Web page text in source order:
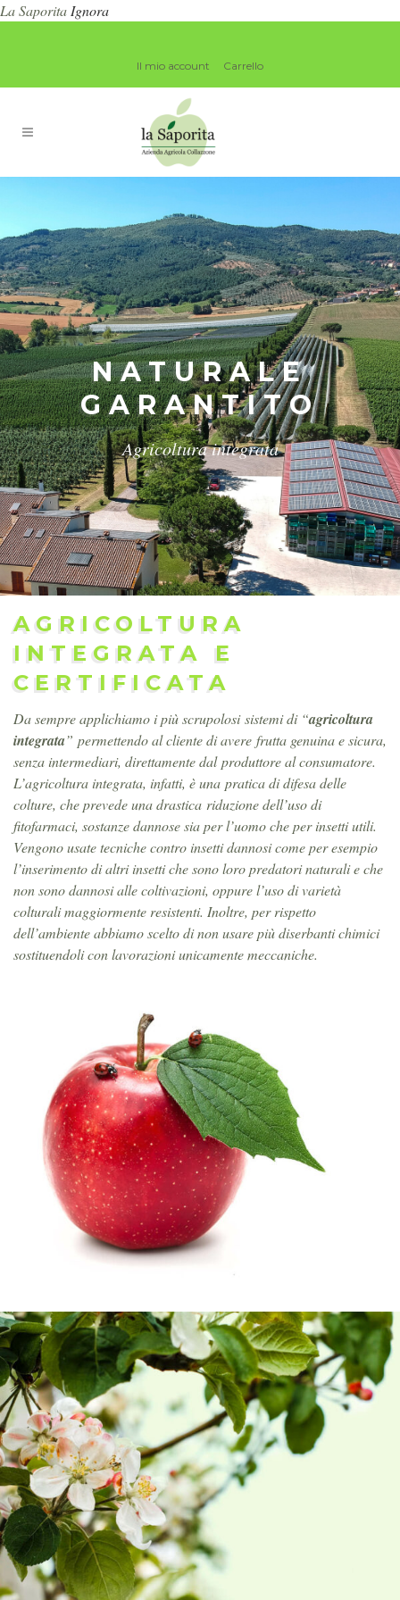
La Saporita Ignora
Il mio account Carrello
NATURALE
GARANTITO
Agricoltura integrata
AGRICOLTURA
INTEGRATA E
CERTIFICATA
Da sempre applichiamo i più scrupolosi sistemi di “agricoltura
integrata” permettendo al cliente di avere frutta genuina e sicura,
senza intermediari, direttamente dal produttore al consumatore.
L’agricoltura integrata, infatti, è una pratica di difesa delle
colture, che prevede una drastica riduzione dell’uso di
fitofarmaci, sostanze dannose sia per l’uomo che per insetti utili.
Vengono usate tecniche contro insetti dannosi come per esempio
l’inserimento di altri insetti che sono loro predatori naturali e che
non sono dannosi alle coltivazioni, oppure l’uso di varietà
colturali maggiormente resistenti. Inoltre, per rispetto
dell’ambiente abbiamo scelto di non usare più diserbanti chimici
sostituendoli con lavorazioni unicamente meccaniche.